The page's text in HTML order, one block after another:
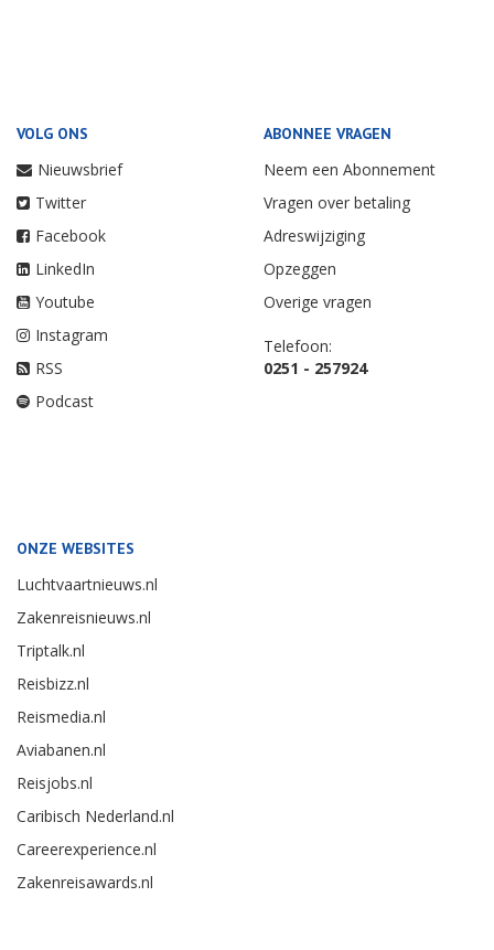
VOLG ONS
Nieuwsbrief
Twitter
Facebook
LinkedIn
Youtube
Instagram
RSS
Podcast
ABONNEE VRAGEN
Neem een Abonnement
Vragen over betaling
Adreswijziging
Opzeggen
Overige vragen
Telefoon:
0251 - 257924
ONZE WEBSITES
Luchtvaartnieuws.nl
Zakenreisnieuws.nl
Triptalk.nl
Reisbizz.nl
Reismedia.nl
Aviabanen.nl
Reisjobs.nl
Caribisch Nederland.nl
Careerexperience.nl
Zakenreisawards.nl